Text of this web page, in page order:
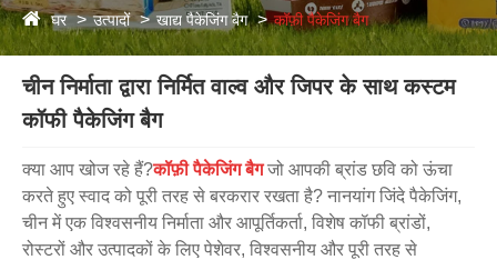
घर उत्पादों खाद्य पैकेजिंग बैग कॉफ़ी पैकेजिंग बैग
चीन निर्माता द्वारा निर्मित वाल्व और जिपर के साथ कस्टम
कॉफी पैकेजिंग बैग
क्या आप खोज रहे हैं?कॉफ़ी पैकेजिंग बैगजो आपकी ब्रांड छवि को ऊंचा
करते हुए स्वाद को पूरी तरह से बरकरार रखता है? नानयांग जिंदे पैकेजिंग,
चीन में एक विश्वसनीय निर्माता और आपूर्तिकर्ता, विशेष कॉफी ब्रांडों,
रोस्टरों और उत्पादकों के लिए पेशेवर, विश्वसनीय और पूरी तरह से